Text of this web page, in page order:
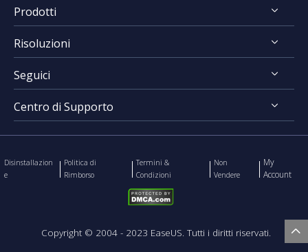
Chi Siamo
Recensioni & Premi
Contratto di Licenza
Prodotti
RecExperts for Windows
RecExperts for Mac
Online Screen Recorder
Risoluzioni
Registrare Schermo
Mac App Store
Seguici
   
Centro di Supporto
Disinstallazion
e
Politica di
Rimborso
Termini &
Condizioni
Non
Vendere
My
Account
Copyright © 2004 - 2023 EaseUS. Tutti i diritti riservati. 